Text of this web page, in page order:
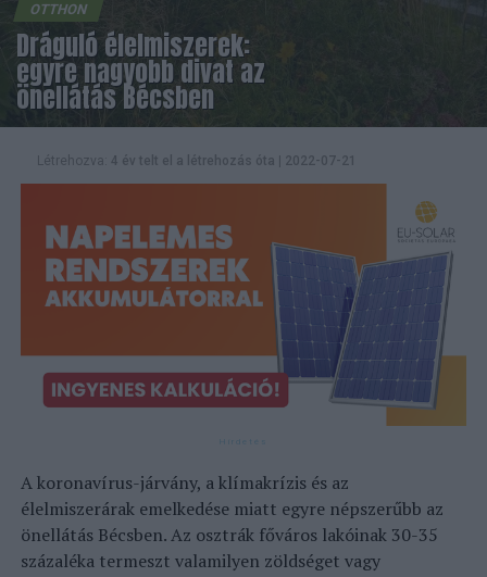
OTTHON
Dráguló élelmiszerek:
egyre nagyobb divat az
önellátás Bécsben
Létrehozva: 4 év telt el a létrehozás óta 2022-07-21
A koronavírus-járvány, a klímakrízis és az
élelmiszerárak emelkedése miatt egyre népszerűbb az
önellátás Bécsben. Az osztrák főváros lakóinak 30-35
százaléka termeszt valamilyen zöldséget vagy